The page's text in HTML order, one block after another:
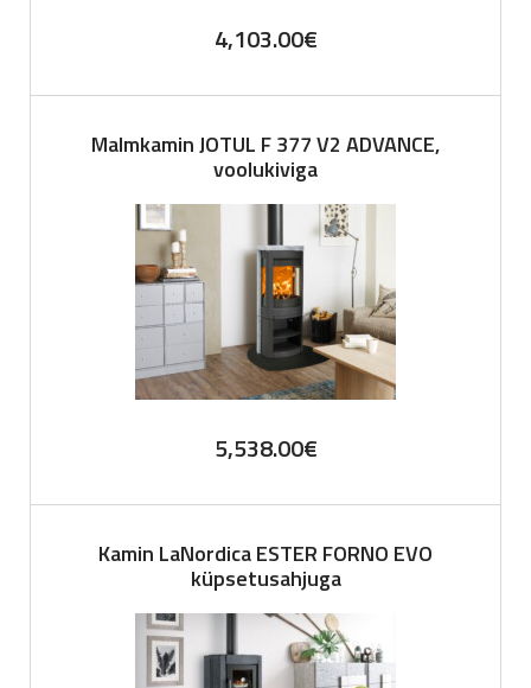
4,103.00€
Malmkamin JOTUL F 377 V2 ADVANCE,
voolukiviga
5,538.00€
Kamin LaNordica ESTER FORNO EVO
küpsetusahjuga